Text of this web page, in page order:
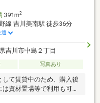
391m2
線 吉川美南駅 徒歩36分
通
吉川市中島２丁目
写真あり
て賃貸中のため、購入後
資材置場等で利用も可能